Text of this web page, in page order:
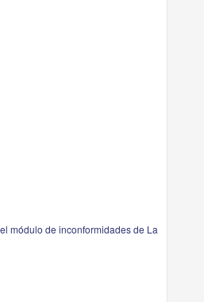
módulo de inconformidades de La